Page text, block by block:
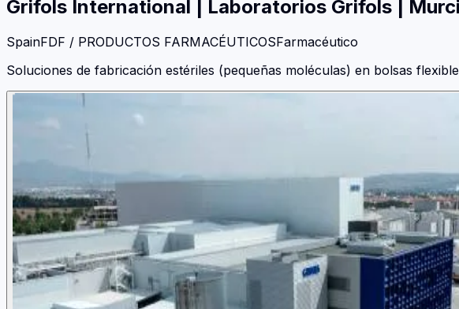
Grifols International Laboratorios Grifols |
SpainFDF / PRODUCTOS FARMACÉUTICOSFarmacéutico
Soluciones de fabricación estériles (pequeñas moléculas) en bolsas